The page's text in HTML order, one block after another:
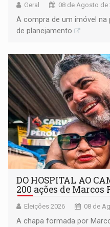
Geral 08 de Agosto de
A compra de um imóvel na
de planejamento
DO HOSPITAL AO
200 ações de
Eleições 2026 08 de
A chapa formada por